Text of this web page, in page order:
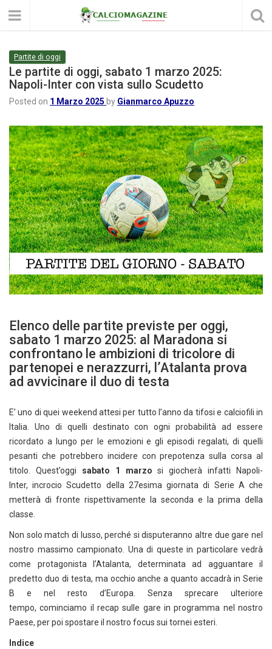
Partite di oggi
Le partite di oggi, sabato 1 marzo 2025:
Napoli-Inter con vista sullo Scudetto
Posted on 1 Marzo 2025 by Gianmarco Apuzzo
Elenco delle partite previste per oggi,
sabato 1 marzo 2025: al Maradona si
confrontano le ambizioni di tricolore di
partenopei e nerazzurri, l’Atalanta prova
ad avvicinare il duo di testa
E’ uno di quei weekend attesi per tutto l’anno da tifosi e calciofili in
Italia. Uno di quelli destinato con ogni probabilità ad essere
ricordato a lungo per le emozioni e gli episodi regalati, di quelli
pesanti che potrebbero incidere con prepotenza sulla corsa al
titolo. Quest’oggi sabato 1 marzo si giocherà infatti Napoli-
Inter, incrocio Scudetto della 27esima giornata di Serie A che
metterà di fronte rispettivamente la seconda e la prima della
classe.
Non solo match di lusso, perché si disputeranno altre due gare nel
nostro massimo campionato. Una di queste in particolare vedrà
come protagonista l’Atalanta, determinata ad agguantare il
predetto duo di testa, ma occhio anche a quanto accadrà in Serie
B e nel resto d’Europa. Senza sprecare ulteriore
tempo, cominciamo il recap sulle gare in programma nel nostro
Paese, per poi spostare il nostro focus sui tornei esteri.
Indice